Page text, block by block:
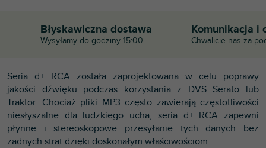
Błyskawiczna dostawa
Wysyłamy do godziny 15:00
Komunikacja i
Chwalicie nas za
Seria d+ RCA została zaprojektowana w celu poprawy
jakości dźwięku podczas korzystania z DVS Serato lub
Traktor. Chociaż pliki MP3 często zawierają częstotliwości
niesłyszalne dla ludzkiego ucha, seria d+ RCA zapewni
płynne i stereoskopowe przesyłanie tych danych bez
żadnych strat dzięki doskonałym właściwościom.